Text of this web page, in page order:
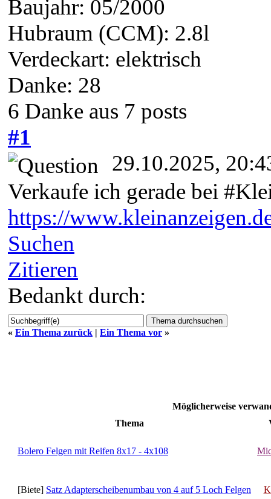
Baujahr: 05/2000
Hubraum (CCM): 2.8l
Verdeckart: elektrisch
Danke: 28
6 Danke aus 7 posts
#1
29.10.2025,
Verkaufe ich gerade bei
https://
Suchen
Zitieren
Bedankt durch:
« Ein Thema zurück | Ein Thema vor »
Möglicherweise
Thema
Bolero Felgen mit Reifen 8x17 - 4x108
[Biete] Satz Adapterscheibenumbau von 4 auf 5 Loch Felgen